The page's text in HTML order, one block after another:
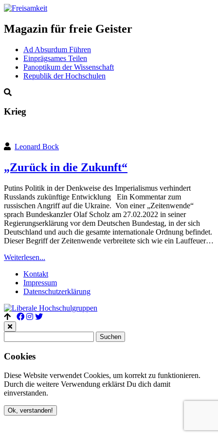
Magazin für freie Geister
Ad Absurdum Führen
Einprägsames Teilen
Panoptikum der Wissenschaft
Republik der Hochschulen
Krieg
Leonard Bock
„Zurück in die Zukunft“
Putins Politik in der Denkweise des Imperialismus verhindert
Russlands zukünftige Entwicklung Ein Kommentar zum
russischen Angriff auf die Ukraine. Von einer „Zeitenwende“
sprach Bundeskanzler Olaf Scholz am 27.02.2022 in seiner
Regierungserklärung vor dem Deutschen Bundestag, in der sich
Deutschland und auch die gesamte internationale Ordnung befindet.
Dieser Begriff der Zeitenwende verbreitete sich wie ein Lauffeuer…
Weiterlesen...
Kontakt
Impressum
Datenschutz­erklärung
nach:
Cookies
Diese Website verwendet Cookies, um korrekt zu funktionieren.
Durch die weitere Verwendung erklärst Du dich damit
einverstanden.
Ok, verstanden!